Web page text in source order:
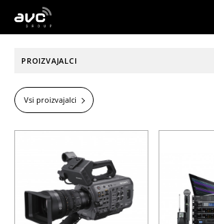
AVC
PROIZVAJALCI
Vsi proizvajalci